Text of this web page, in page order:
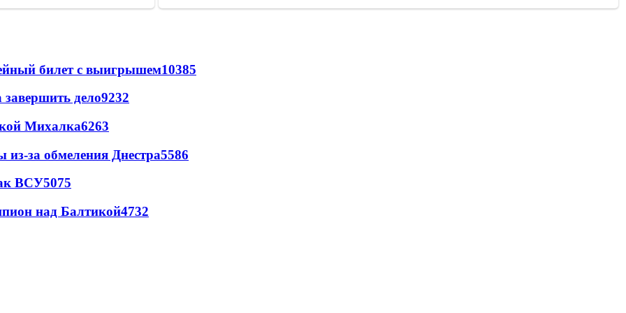
билет с выигрышем10385
дело9232
Михалка6263
из-за обмеления Днестра5586
ВСУ5075
над Балтикой4732